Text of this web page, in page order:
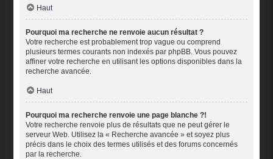
Haut
Pourquoi ma recherche ne renvoie aucun résultat ?
Votre recherche est probablement trop vague ou comprend
plusieurs termes courants non indexés par phpBB. Vous pouvez
affiner votre recherche en utilisant les options disponibles dans la
recherche avancée.
Haut
Pourquoi ma recherche renvoie une page blanche ?!
Votre recherche renvoie plus de résultats que ne peut gérer le
serveur Web. Utilisez la « Recherche avancée » et soyez plus
précis dans le choix des termes utilisés et des forums concernés
par la recherche.